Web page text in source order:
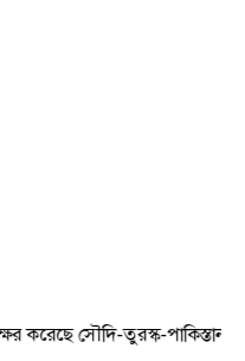
সৌদি-তুরস্ক-পাকিস্তান